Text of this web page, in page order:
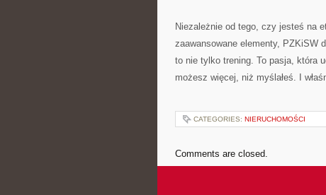
Niezależnie od tego, czy jesteś na
zaawansowane elementy, PZKiSW
to nie tylko trening. To pasja, która
możesz więcej, niż myślałeś. I
CATEGORIES: NIERUCHOMOŚCI
Comments are closed.